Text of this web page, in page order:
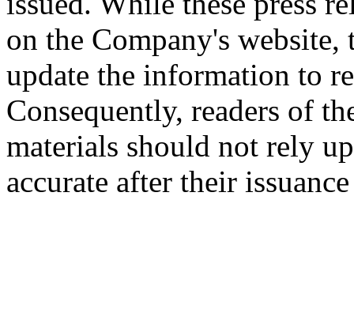
on the Company's website,
update the information to
Consequently, readers of
materials should not rely
accurate after their